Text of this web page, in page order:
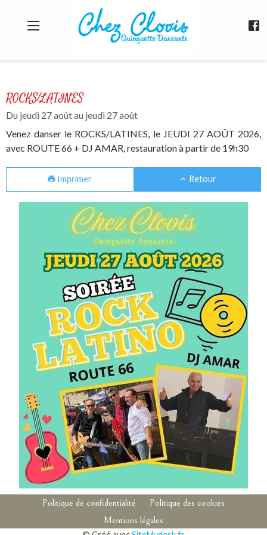
Agenda de la Guinguette Dansante
ROCKS/LATINES
Du jeudi 27 août au jeudi 27 août
Venez danser le ROCKS/LATINES, le JEUDI 27 AOÛT 2026,
avec ROUTE 66 + DJ AMAR, restauration à partir de 19h30
Imprimer Retour
Pied de page
Navigation secondaire
Politique de confidentialité
Politique des cookies
Mentions légales